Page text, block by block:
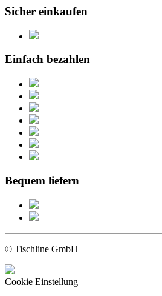
Sicher einkaufen
Einfach bezahlen
Bequem liefern
© Tischline GmbH
Cookie Einstellung